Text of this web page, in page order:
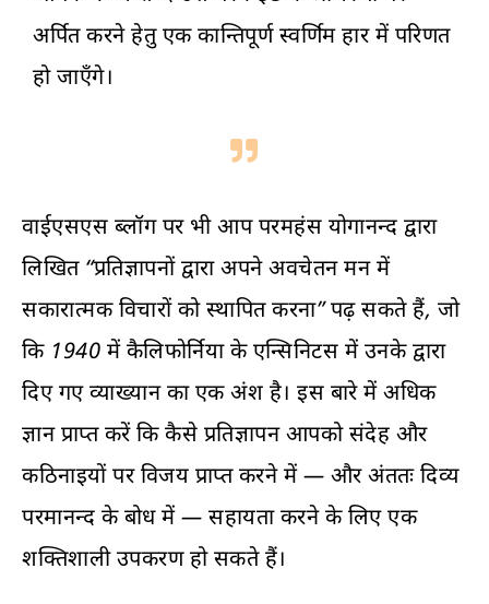
अर्पित करने हेतु एक कान्तिपूर्ण स्वर्णिम हार में परिणत
हो जाएँगे।
वाईएसएस ब्लॉग पर भी आप परमहंस योगानन्द द्वारा
लिखित “प्रतिज्ञापनों द्वारा अपने अवचेतन मन में
सकारात्मक विचारों को स्थापित करना” पढ़ सकते हैं, जो
कि 1940 में कैलिफोर्निया के एन्सिनिटस में उनके द्वारा
दिए गए व्याख्यान का एक अंश है। इस बारे में अधिक
ज्ञान प्राप्त करें कि कैसे प्रतिज्ञापन आपको संदेह और
कठिनाइयों पर विजय प्राप्त करने में — और अंततः दिव्य
परमानन्द के बोध में — सहायता करने के लिए एक
शक्तिशाली उपकरण हो सकते हैं।